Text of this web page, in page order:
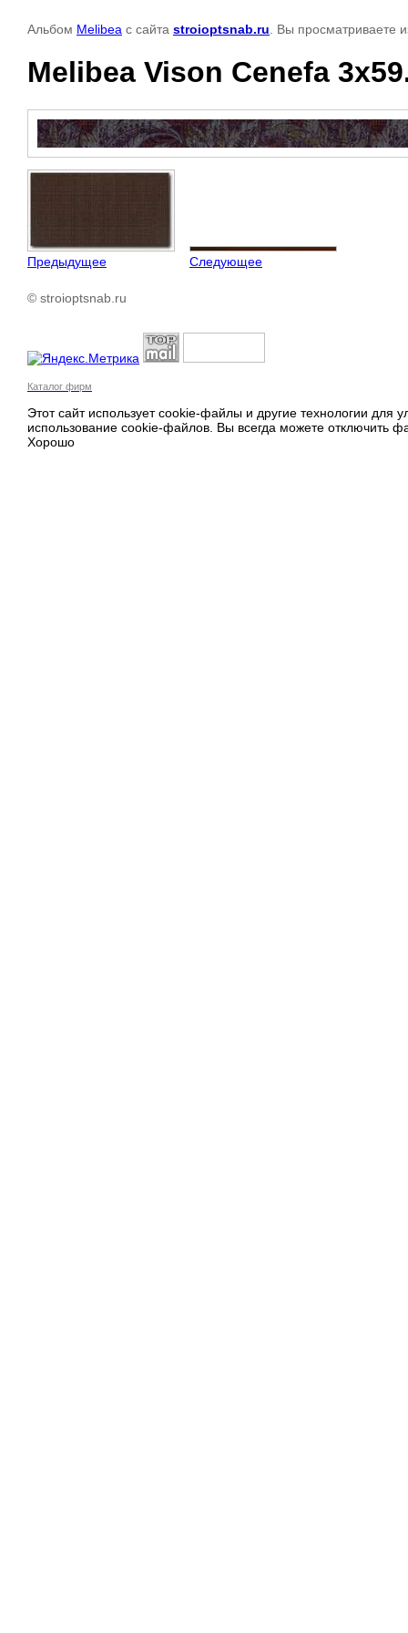
Альбом Melibea с сайта stroioptsnab.ru . Вы просматриваете
Melibea Vison Cenefa
Предыдущее Следующее
© stroioptsnab.ru
Каталог фирм
Этот сайт использует cookie-файлы и другие технологии
использование cookie-файлов. Вы всегда можете отключить
Хорошо